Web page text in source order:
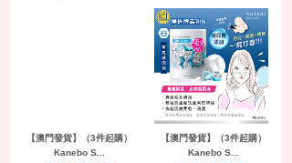
四色固態魔鏡粉極光粉不
飛粉易塗抹易上色一...
Maycreate Gather Bea...
價格: ＄25.50